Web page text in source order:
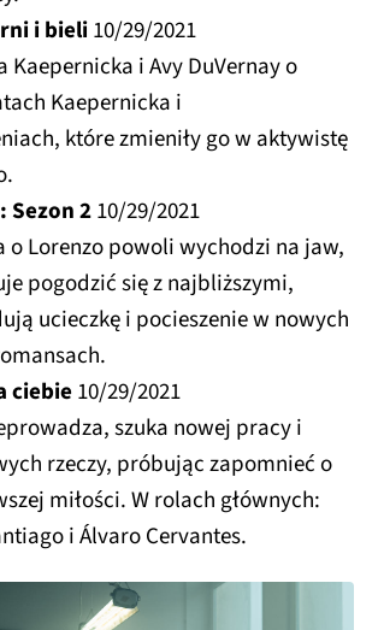
i bieli10/29/2021
Kaepernicka i Avy DuVernay o
Kaepernicka i
które zmieniły go w aktywistę
Sezon 210/29/2021
o Lorenzo powoli wychodzi na jaw,
pogodzić się z najbliższymi,
ucieczkę i pocieszenie w nowych
ciebie10/29/2021
szuka nowej pracy i
rzeczy, próbując zapomnieć o
miłości. W rolach głównych:
i Álvaro Cervantes.